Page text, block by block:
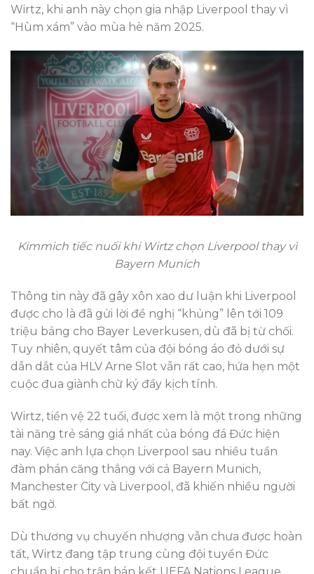
Wirtz, khi anh này chọn gia nhập Liverpool thay vì
“Hùm xám” vào mùa hè năm 2025.
Kimmich tiếc nuối khi Wirtz chọn Liverpool thay vì
Bayern Munich
Thông tin này đã gây xôn xao dư luận khi Liverpool
được cho là đã gửi lời đề nghị “khủng” lên tới 109
triệu bảng cho Bayer Leverkusen, dù đã bị từ chối.
Tuy nhiên, quyết tâm của đội bóng áo đỏ dưới sự
dẫn dắt của HLV Arne Slot vẫn rất cao, hứa hẹn một
cuộc đua giành chữ ký đầy kịch tính.
Wirtz, tiền vệ 22 tuổi, được xem là một trong những
tài năng trẻ sáng giá nhất của bóng đá Đức hiện
nay. Việc anh lựa chọn Liverpool sau nhiều tuần
đàm phán căng thẳng với cả Bayern Munich,
Manchester City và Liverpool, đã khiến nhiều người
bất ngờ.
Dù thương vụ chuyển nhượng vẫn chưa được hoàn
tất, Wirtz đang tập trung cùng đội tuyển Đức
chuẩn bị cho trận bán kết UEFA Nations League